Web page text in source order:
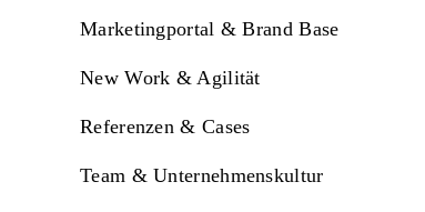
Marketingportal & Brand Base
New Work & Agilität
Referenzen & Cases
Team & Unternehmenskultur